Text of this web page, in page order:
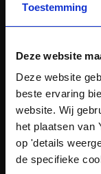
Toestemming
Deze website
Deze website
beste ervaring
website. Wij
het plaatsen van
op 'details
de specifieke